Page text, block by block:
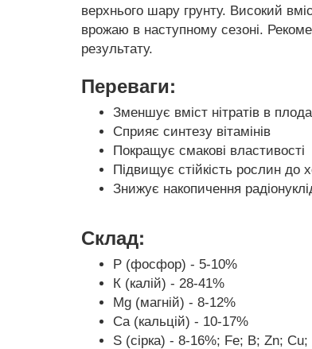
верхнього шару грунту. Високий
врожаю в наступному сезоні.
результату.
Переваги:
Зменшує вміст нітратів в
Сприяє синтезу вітамінів
Покращує смакові властивості
Підвищує стійкість рослин до
Знижує накопичення
Склад:
Р (фосфор) - 5-10%
К (калій) - 28-41%
Mg (магній) - 8-12%
Са (кальцій) - 10-17%
S (сірка) - 8-16%; Fe; B; Zn;